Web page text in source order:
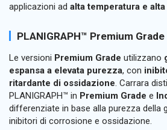
applicazioni ad alta temperatura e
PLANIGRAPH™ Premium Grade
Le versioni Premium Grade utilizzano
espansa a elevata purezza, con
ritardante di ossidazione. Carrara
PLANIGRAPH™ in Premium Grade e
differenziate in base alla purezza della
inibitori di corrosione e ossidazione.